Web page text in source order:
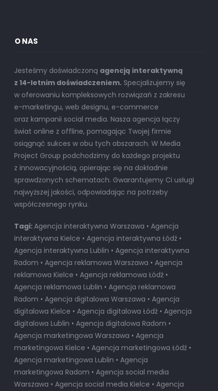
O NAS
Jesteśmy doświadczoną agencją interaktywną
z 14-letnim doświadczeniem.Specjalizujemy się
w oferowaniu kompleksowych rozwiązań z zakresu
e-marketingu, web designu, e-commerce
oraz kampanii social media. Nasza agencja łączy
świat online z offline, pomagając Twojej firmie
osiągnąć sukces w obu tych obszarach. W Media
Project Group podchodzimy do każdego projektu
z innowacyjnością, opierając się na dokładnie
sprawdzonych schematach. Gwarantujemy Ci usługi
najwyższej jakości, odpowiadając na potrzeby
współczesnego rynku.
Tagi:Agencja interaktywna Warszawa • Agencja
interaktywna Kielce • Agencja interaktywna Łódź •
Agencja interaktywna Lublin • Agencja interaktywna
Radom • Agencja reklamowa Warszawa • Agencja
reklamowa Kielce • Agencja reklamowa Łódź •
Agencja reklamowa Lublin • Agencja reklamowa
Radom • Agencja digitalowa Warszawa • Agencja
digitalowa Kielce • Agencja digitalowa Łódź • Agencja
digitalowa Lublin • Agencja digitalowa Radom •
Agencja marketingowa Warszawa • Agencja
marketingowa Kielce • Agencja marketingowa Łódź •
Agencja marketingowa Lublin • Agencja
marketingowa Radom • Agencja social media
Warszawa • Agencja social media Kielce • Agencja